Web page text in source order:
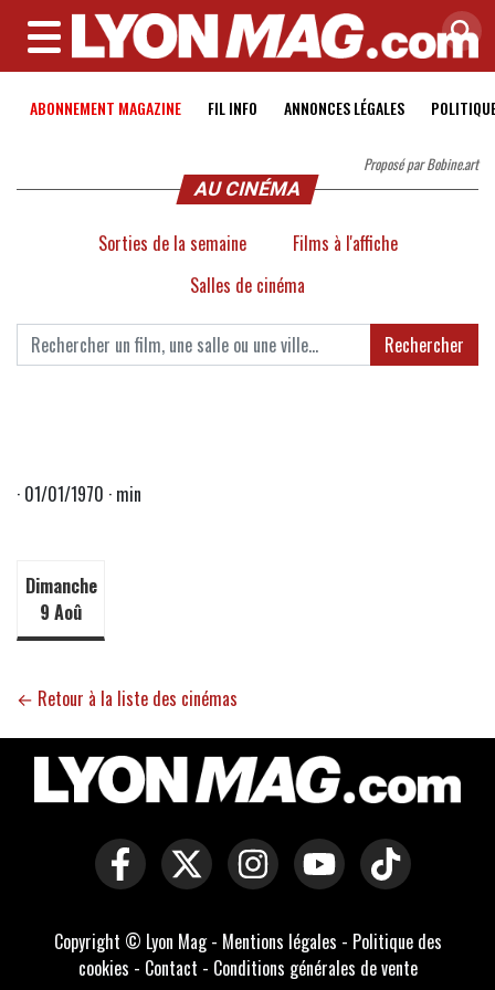
MENU
ABONNEMENT MAGAZINE FIL INFO ANNONCES LÉGALES
Proposé par Bobine.art
AU CINÉMA
Sorties de la semaine
Films à l'affiche
Salles de cinéma
Rechercher
· 01/01/1970 · min
Dimanche
9 Aoû
← Retour à la liste des cinémas
Copyright © Lyon Mag - Mentions légales - Politique des
cookies - Contact - Conditions générales de vente